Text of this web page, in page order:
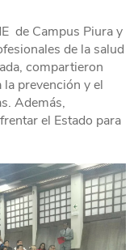
de Campus Piura y
de la salud
compartieron
prevención y el
Además,
el Estado para